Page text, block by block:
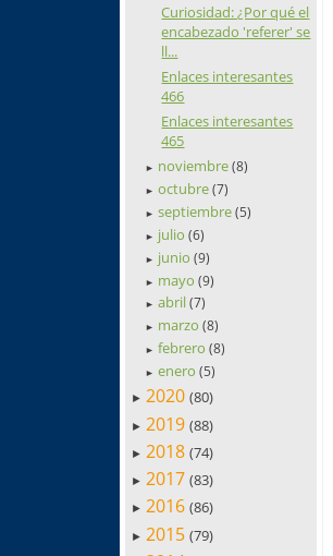
Curiosidad: ¿Por qué el
encabezado 'referer' se
ll...
Enlaces interesantes
466
Enlaces interesantes
465
► noviembre(8)
► octubre(7)
► septiembre(5)
► julio(6)
► junio(9)
► mayo(9)
► abril(7)
► marzo(8)
► febrero(8)
► enero(5)
► 2020 (80)
► 2019 (88)
► 2018 (74)
► 2017 (83)
► 2016 (86)
► 2015 (79)